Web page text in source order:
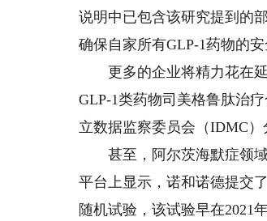
说明中已包含该研究提到的
确保自家所有GLP-1药物的安
更多的企业将精力花在延
GLP-1类药物司美格鲁肽治
立数据监察委员会（IDMC
甚至，阿尔茨海默症领域
平台上显示，诺和诺德提交
随机试验，该试验早在2021